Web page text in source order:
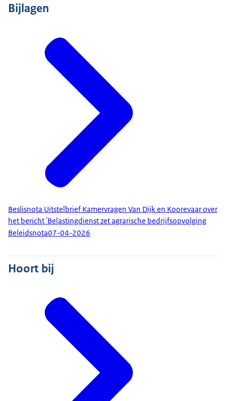
Bijlagen
Beslisnota Uitstelbrief Kamervragen Van Dijk en Koorevaar over
het bericht 'Belastingdienst zet agrarische bedrijfsopvolging
Beleidsnota07-04-2026
Hoort bij